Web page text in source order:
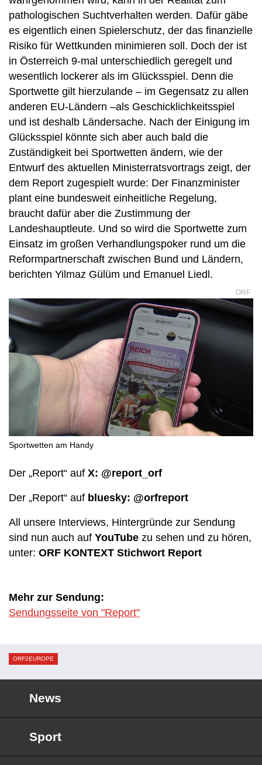
pathologischen Suchtverhalten werden. Dafür gäbe
es eigentlich einen Spielerschutz, der das finanzielle
Risiko für Wettkunden minimieren soll. Doch der ist
in Österreich 9-mal unterschiedlich geregelt und
wesentlich lockerer als im Glücksspiel. Denn die
Sportwette gilt hierzulande – im Gegensatz zu allen
anderen EU-Ländern –als Geschicklichkeitsspiel
und ist deshalb Ländersache. Nach der Einigung im
Glücksspiel könnte sich aber auch bald die
Zuständigkeit bei Sportwetten ändern, wie der
Entwurf des aktuellen Ministerratsvortrags zeigt, der
dem Report zugespielt wurde: Der Finanzminister
plant eine bundesweit einheitliche Regelung,
braucht dafür aber die Zustimmung der
Landeshauptleute. Und so wird die Sportwette zum
Einsatz im großen Verhandlungspoker rund um die
Reformpartnerschaft zwischen Bund und Ländern,
berichten Yilmaz Gülüm und Emanuel Liedl.
ORF
Sportwetten am Handy
Der „Report“ auf X: @report_orf
Der „Report“ auf bluesky: @orfreport
All unsere Interviews, Hintergründe zur Sendung
sind nun auch auf YouTube zu sehen und zu hören,
unter: ORF KONTEXT Stichwort Report
Mehr zur Sendung:
Sendungsseite von "Report"
ORF2EUROPE
News
Sport